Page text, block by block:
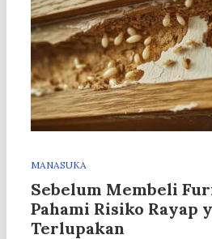
MANASUKA
Sebelum Membeli
Pahami Risiko Rayap
Terlupakan